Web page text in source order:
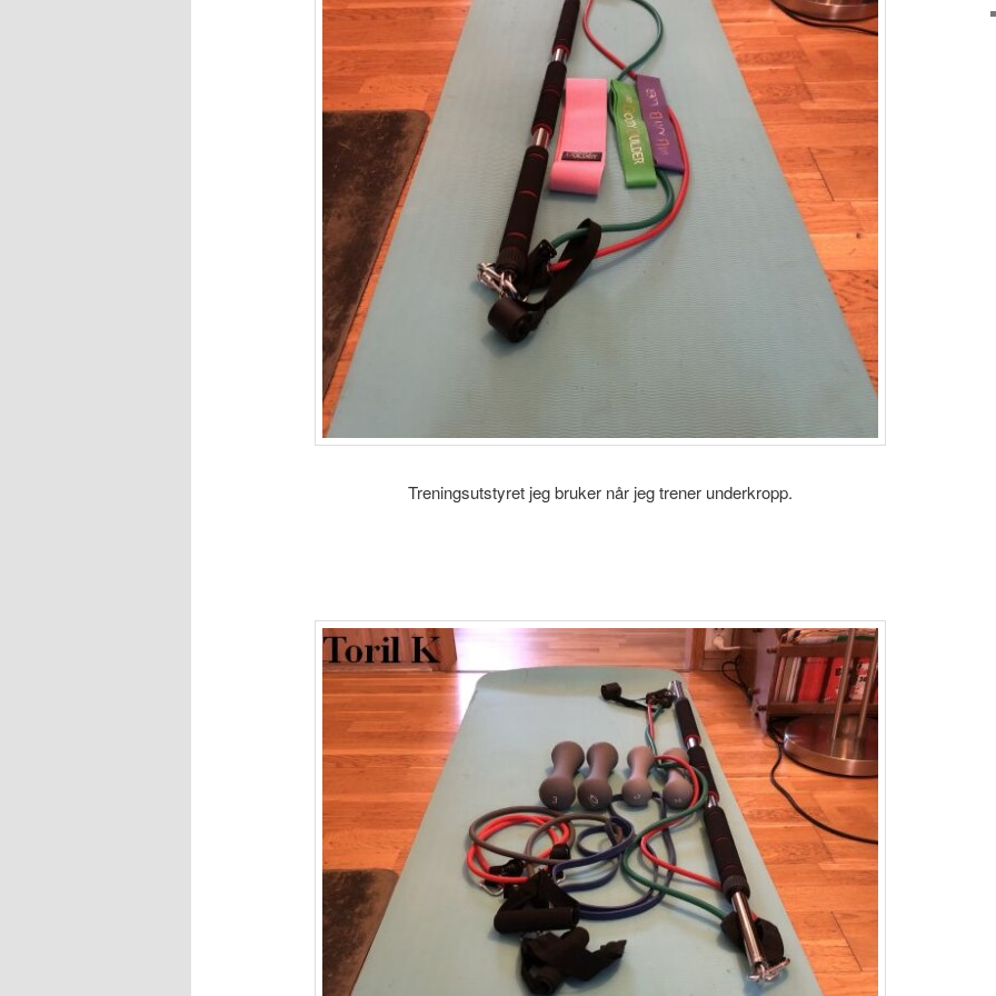
Treningsutstyret jeg bruker når jeg trener underkropp.